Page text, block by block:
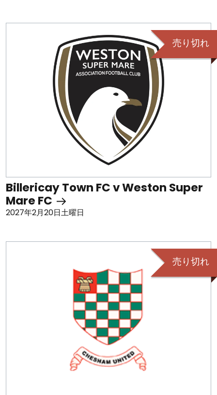
売り切れ
Billericay Town FC v Weston Super
Mare FC
2027年2月20日土曜日
売り切れ